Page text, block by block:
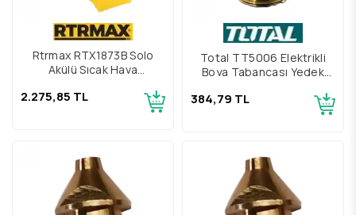
Rtrmax RTX1873B Solo
Akülü Sıcak Hava
2.275,85 TL
Total TT5006 Elektrikli
Boya Tabancası Yedek
384,79 TL